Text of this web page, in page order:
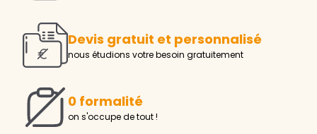
Devis gratuit et personnalisé
nous étudions votre besoin gratuitement
0 formalité
on s'occupe de tout !